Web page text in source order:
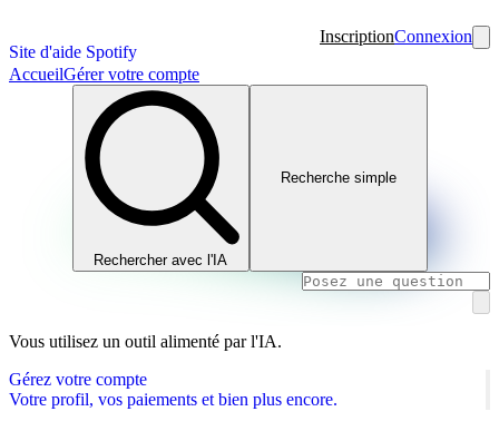
Site d'aide Spotify
InscriptionConnexion
AccueilGérer votre compte
Rechercher avec l'IA
Recherche simple
Vous utilisez un outil alimenté par l'IA.
Gérez votre compte
Votre profil, vos paiements et bien plus encore.